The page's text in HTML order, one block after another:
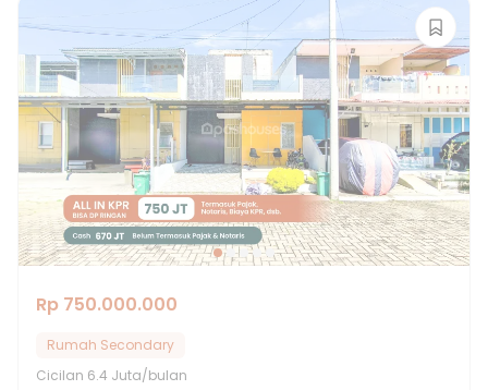
Rp 750.000.000
Rumah Secondary
Cicilan 6.4 Juta/bulan